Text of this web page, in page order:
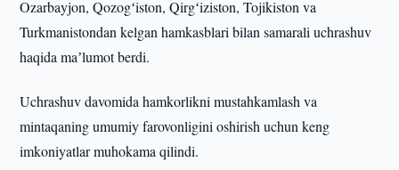
Ozarbayjon, Qozogʻiston, Qirgʻiziston, Tojikiston va
Turkmanistondan kelgan hamkasblari bilan samarali uchrashuv
haqida maʼlumot berdi.
Uchrashuv davomida hamkorlikni mustahkamlash va
mintaqaning umumiy farovonligini oshirish uchun keng
imkoniyatlar muhokama qilindi.